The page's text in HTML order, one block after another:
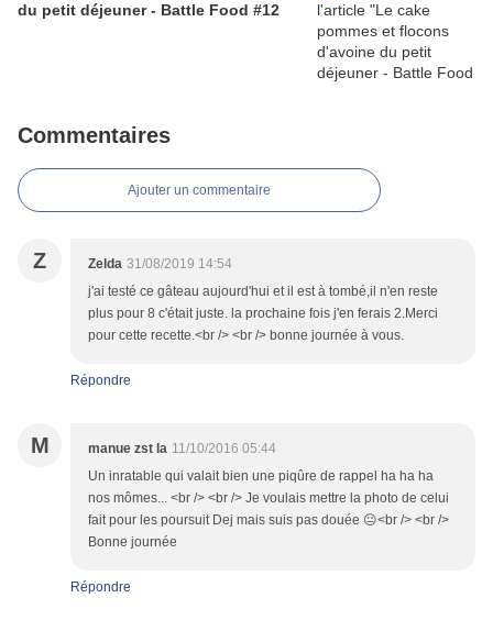
du petit déjeuner - Battle Food #12
Commentaires
Ajouter un commentaire
Z Zelda 31/08/2019 14:54
j'ai testé ce gâteau aujourd'hui et il est à tombé,il n'en reste
plus pour 8 c'était juste. la prochaine fois j'en ferais 2.Merci
pour cette recette.<br /> <br /> bonne journée à vous.
Répondre
M manue zst la 11/10/2016 05:44
Un inratable qui valait bien une piqûre de rappel ha ha ha
nos mômes... <br /> <br /> Je voulais mettre la photo de celui
fait pour les poursuit Dej mais suis pas douée 😐<br /> <br />
Bonne journée
Répondre